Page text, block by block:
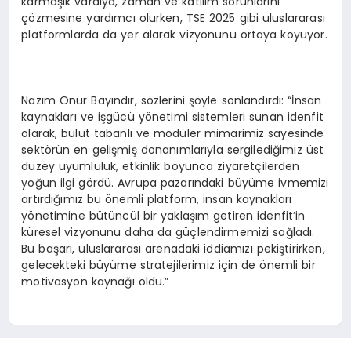
çözmesine yardımcı olurken, TSE 2025 gibi uluslararası
platformlarda da yer alarak vizyonunu ortaya koyuyor.
Nazım Onur Bayındır, sözlerini şöyle sonlandırdı: “İnsan
kaynakları ve işgücü yönetimi sistemleri sunan idenfit
olarak, bulut tabanlı ve modüler mimarimiz sayesinde
sektörün en gelişmiş donanımlarıyla sergilediğimiz üst
düzey uyumluluk, etkinlik boyunca ziyaretçilerden
yoğun ilgi gördü. Avrupa pazarındaki büyüme ivmemizi
artırdığımız bu önemli platform, insan kaynakları
yönetimine bütüncül bir yaklaşım getiren idenfit’in
küresel vizyonunu daha da güçlendirmemizi sağladı.
Bu başarı, uluslararası arenadaki iddiamızı pekiştirirken,
gelecekteki büyüme stratejilerimiz için de önemli bir
motivasyon kaynağı oldu.”